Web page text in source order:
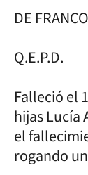
DE FRANCO
Q.E.P.D.
Falleció el
hijas Lucía
el
rogando